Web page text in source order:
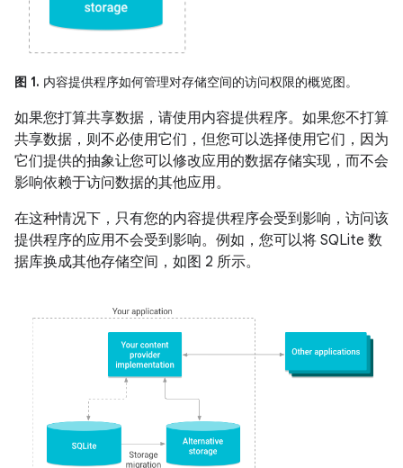
图 1. 内容提供程序如何管理对存储空间的访问权限的概览图。
如果您打算共享数据，请使用内容提供程序。如果您不打算
共享数据，则不必使用它们，但您可以选择使用它们，因为
它们提供的抽象让您可以修改应用的数据存储实现，而不会
影响依赖于访问数据的其他应用。
在这种情况下，只有您的内容提供程序会受到影响，访问该
提供程序的应用不会受到影响。例如，您可以将 SQLite 数
据库换成其他存储空间，如图 2 所示。